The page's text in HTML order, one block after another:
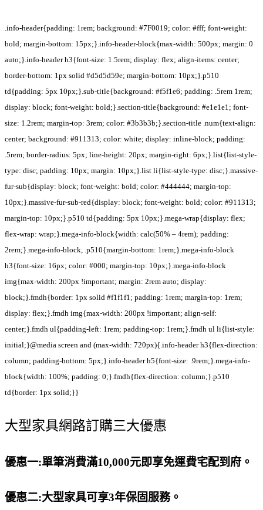
.info-header{padding: 1rem; background: #7F0019; color: #fff; font-weight:
bold; margin-bottom: 15px;}.info-header-block{max-width: 500px; margin: 0
auto;}.info-header h3{font-size: 1.5rem; display: flex; align-items: center;
border-bottom: 1px solid #d5d5d59e; margin-bottom: 10px;}.p510
td{padding: 5px 10px;}.sub-title{background: #f5f1e6; padding: .5rem 1rem;
display: block; font-weight: bold;}.section-title{background: #e1e1e1; font-
size: 1.2rem; margin-top: 3rem; color: #3b3b3b;}.section-title .num{text-align:
center; background: #911313; color: white; display: inline-block; padding:
.5rem; border-radius: 5px; line-height: 20px; margin-right: 6px;}.list{list-style-
type: disc; padding: 10px; margin: 10px;}.list li{list-style-type: disc;}.massive-
fur-sub{display: block; font-weight: bold; color: #444444; margin-top:
10px;}.massive-fur-sub-red{display: block; font-weight: bold; color: #911313;
margin-top: 10px;}.p510 td{padding: 5px 10px;}.mega-wrap{display: flex;
flex-wrap: wrap;}.mega-info-block{width: calc(50% – 4rem); padding:
2rem;}.mega-info-block, .p510{margin-bottom: 1rem;}.mega-info-block
h3{font-size: 16px; color: #000; margin-top: 10px;}.mega-info-block
img{max-width: 200px !important; margin: 2rem auto; display:
block;}.fmdh{border: 1px solid #f1f1f1; padding: 1rem; margin-top: 1rem;
display: flex;}.fmdh img{max-width: 200px !important; align-self:
center;}.fmdh ul{padding-left: 1rem; padding-top: 1rem;}.fmdh ul li{list-style:
initial;}@media screen and (max-width: 720px){.info-header h3{flex-direction:
column; padding-bottom: 5px;}.info-header h5{font-size: .9rem;}.mega-info-
block{width: 100%; padding: 0;}.fmdh{flex-direction: column;}.p510
td{border: 1px solid;}}
大型家具網路訂購三大優惠
優惠一:單筆消費滿10,000元即享免運費宅配到府。
優惠二:大型家具可享3年保固服務。